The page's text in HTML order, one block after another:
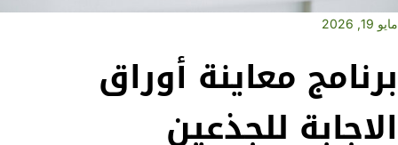
مايو 19, 2026
برنامج معاينة أوراق
الاجابة للجذعين